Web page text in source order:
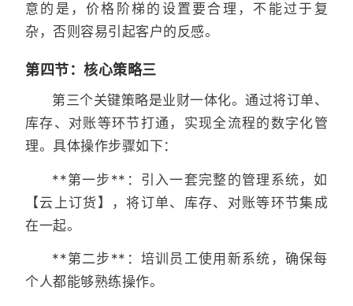
意的是，价格阶梯的设置要合理，不能过于复
杂，否则容易引起客户的反感。
第四节：核心策略三
第三个关键策略是业财一体化。通过将订单、
库存、对账等环节打通，实现全流程的数字化管
理。具体操作步骤如下：
**第一步**：引入一套完整的管理系统，如
【云上订货】，将订单、库存、对账等环节集成
在一起。
**第二步**：培训员工使用新系统，确保每
个人都能够熟练操作。